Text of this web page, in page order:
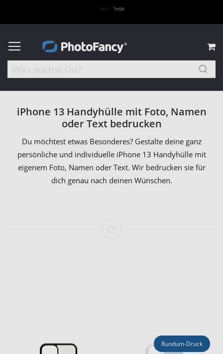
iPhone 13 Handyhülle mit Foto, Namen
oder Text bedrucken
Du möchtest etwas Besonderes? Gestalte deine ganz
persönliche und individuelle iPhone 13 Handyhülle mit
eigenem Foto, Namen oder Text. Wir bedrucken sie für
dich genau nach deinen Wünschen.
Rundum-Druck